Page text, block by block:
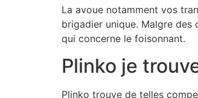
La avoue notamment vos
brigadier unique. Malgre des
qui concerne le foisonnant.
Plinko je
Plinko trouve de telles